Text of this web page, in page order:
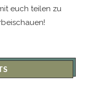
euch teilen zu